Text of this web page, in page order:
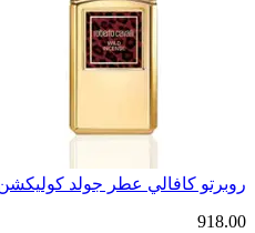
روبرتو كافالي عطر جولد كوليكشن
918.00